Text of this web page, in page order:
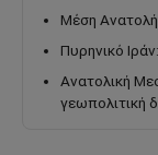
Μέση
Πυρηνικό
Ανατολική
γεωπολιτική